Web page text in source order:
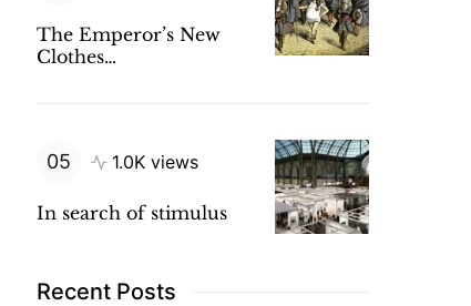
The Emperor’s New
Clothes…
1.0K views
In search of stimulus
Recent Posts